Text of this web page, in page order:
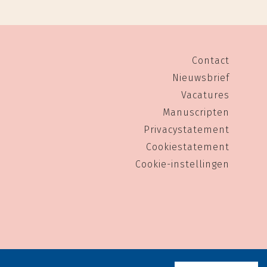
Contact
Nieuwsbrief
Vacatures
Manuscripten
Privacystatement
Cookiestatement
Cookie-instellingen